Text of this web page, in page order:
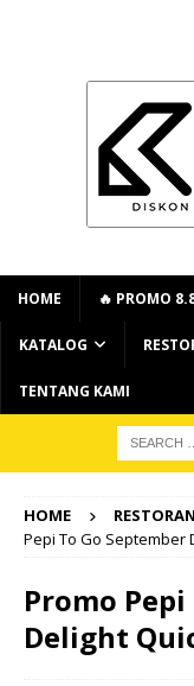
HOME 🔥 PROMO
KATALOG
TENTANG KAMI
HOME
Pepi To Go September
Promo
Delight